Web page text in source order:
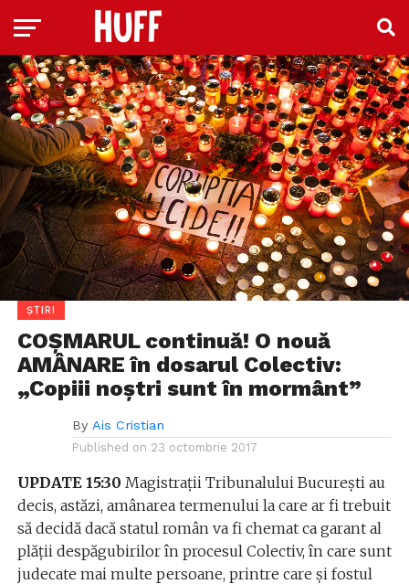
ȘTIRI
COŞMARUL continuă! O nouă
AMÂNARE în dosarul Colectiv:
„Copiii noştri sunt în mormânt”
By Ais Cristian
Published on 23 octombrie 2017
UPDATE 15:30 Magistraţii Tribunalului Bucureşti au
decis, astăzi, amânarea termenului la care ar fi trebuit
să decidă dacă statul român va fi chemat ca garant al
plăţii despăgubirilor în procesul Colectiv, în care sunt
judecate mai multe persoane, printre care şi fostul